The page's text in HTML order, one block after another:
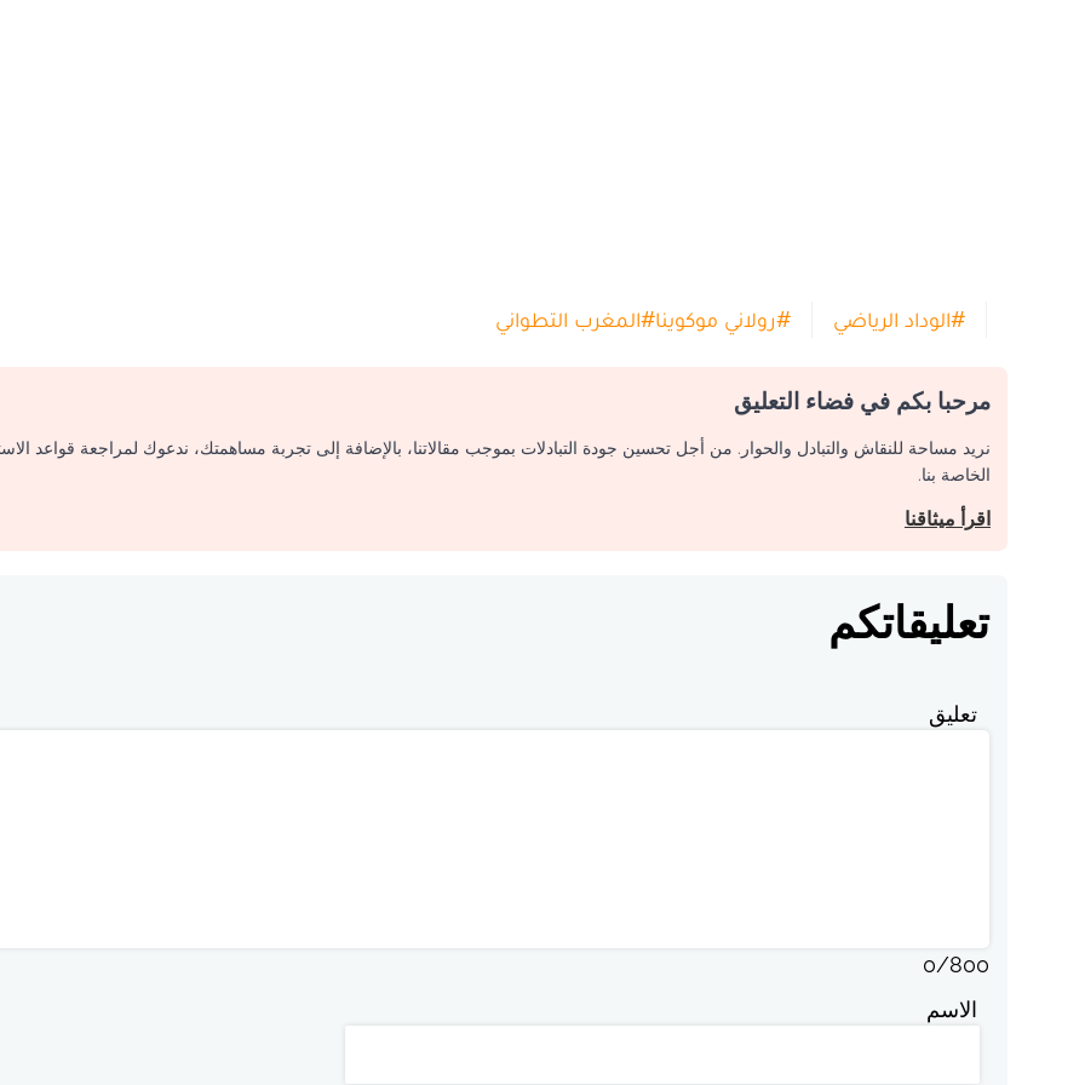
#الوداد الرياضي #رولاني موكوينا#المغرب التطواني
مرحبا بكم في فضاء التعليق
نريد مساحة للنقاش والتبادل والحوار. من أجل تحسين جودة التبادلات بموجب مقالاتنا، بالإضافة إلى تجربة مساهمتك، ندعوك لمراجعة قواعد
الخاصة بنا.
اقرأ ميثاقنا
تعليقاتكم
تعليق
0/800
الاسم